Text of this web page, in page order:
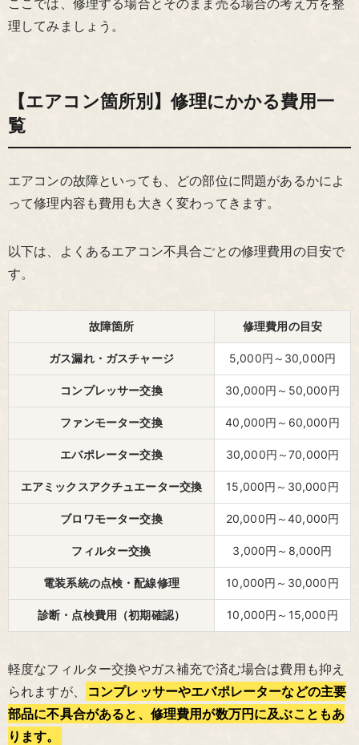
理してみましょう。
【エアコン箇所別】修理にかかる費用一
覧
エアコンの故障といっても、どの部位に問題があるかによ
って修理内容も費用も大きく変わってきます。
以下は、よくあるエアコン不具合ごとの修理費用の目安で
す。
故障箇所 修理費用の目安
ガス漏れ・ガスチャージ 5,000円～30,000円
コンプレッサー交換 30,000円～50,000円
ファンモーター交換 40,000円～60,000円
エバポレーター交換 30,000円～70,000円
エアミックスアクチュエーター交換 15,000円～30,000円
ブロワモーター交換 20,000円～40,000円
フィルター交換 3,000円～8,000円
電装系統の点検・配線修理 10,000円～30,000円
診断・点検費用（初期確認） 10,000円～15,000円
軽度なフィルター交換やガス補充で済む場合は費用も抑え
られますが、
コンプレッサーやエバポレーターなどの主要
部品に不具合があると、修理費用が数万円に及ぶこともあ
ります。